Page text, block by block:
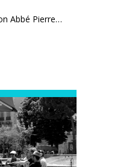
Abbé Pierre…